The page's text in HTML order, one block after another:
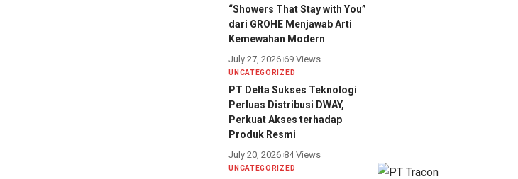
“Showers That Stay with You”
dari GROHE Menjawab Arti
Kemewahan Modern
July 27, 2026 69 Views
UNCATEGORIZED
PT Delta Sukses Teknologi
Perluas Distribusi DWAY,
Perkuat Akses terhadap
Produk Resmi
July 20, 2026 84 Views
UNCATEGORIZED